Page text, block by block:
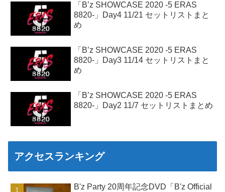
「B’z SHOWCASE 2020 -5 ERAS
8820-」Day4 11/21 セットリストまと
め
「B’z SHOWCASE 2020 -5 ERAS
8820-」Day3 11/14 セットリストまと
め
「B’z SHOWCASE 2020 -5 ERAS
8820-」Day2 11/7 セットリストまとめ
アクセスランキング
B'z Party 20周年記念DVD「B'z Official